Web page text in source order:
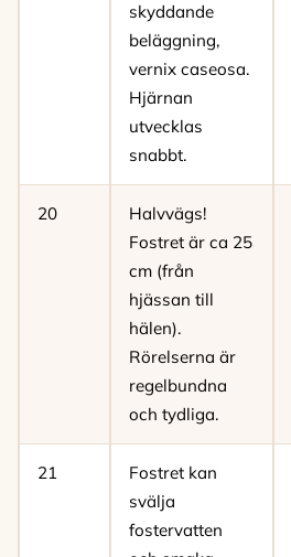
skyddande
beläggning,
vernix caseosa.
Hjärnan
utvecklas
snabbt.
20
Halvvägs!
Fostret är ca 25
cm (från
hjässan till
hälen).
Rörelserna är
regelbundna
och tydliga.
21
Fostret kan
svälja
fostervatten